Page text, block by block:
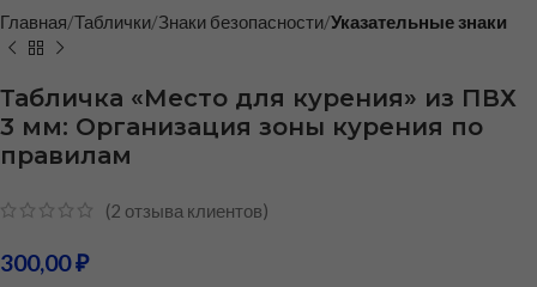
Главная Таблички Знаки безопасности Указательные знаки
Табличка «Место для курения» из ПВХ
3 мм: Организация зоны курения по
правилам
(2 отзыва клиентов)
300,00₽